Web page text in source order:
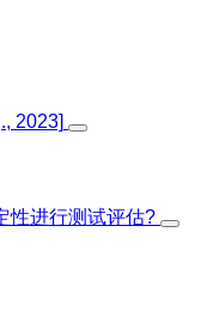
2023]
性进行测试评估?